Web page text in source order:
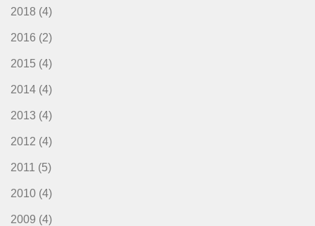
2018 (4)
2016 (2)
2015 (4)
2014 (4)
2013 (4)
2012 (4)
2011 (5)
2010 (4)
2009 (4)